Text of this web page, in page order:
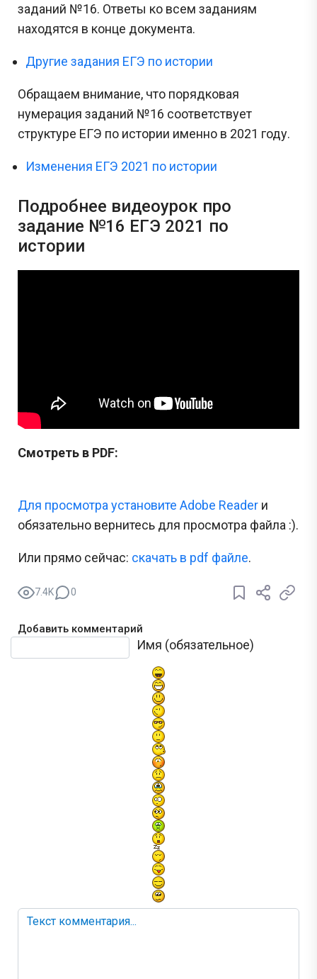
заданий №16. Ответы ко всем заданиям
находятся в конце документа.
Другие задания ЕГЭ по истории
Обращаем внимание, что порядковая
нумерация заданий №16 соответствует
структуре ЕГЭ по истории именно в 2021 году.
Изменения ЕГЭ 2021 по истории
Подробнее видеоурок про
задание №16 ЕГЭ 2021 по
истории
Смотреть в PDF:
Для просмотра установите Adobe Reader и
обязательно вернитесь для просмотра файла :).
Или прямо сейчас: cкачать в pdf файле.
7.4K 0
Добавить комментарий
Имя (обязательное)
Текст комментария